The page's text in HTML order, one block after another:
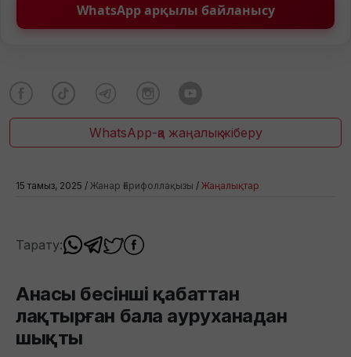
WhatsApp арқылы байланысу
WhatsApp-қа жаңалық жіберу
15 тамыз, 2025 / Жанар Ғарифоллақызы / Жаңалықтар
Тарату:
Анасы бесінші қабаттан
лақтырған бала ауруханадан
шықты